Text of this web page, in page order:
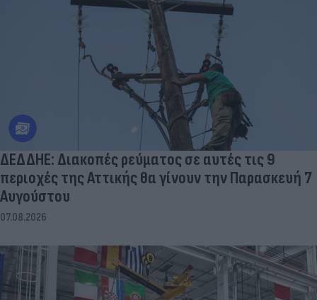
ΔΕΔΔΗΕ: Διακοπές ρεύματος σε αυτές τις 9
περιοχές της Αττικής θα γίνουν την Παρασκευή 7
Αυγούστου
07.08.2026